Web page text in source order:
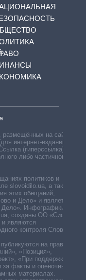
на сайте,
интернет-изданий —
(гиперссылка)
либо частичного
политиков и
slovoidilo.ua, а также
этих обещаний,
и Дело» и является
Инфографики,
созданы ОО «Система
и являются
контроля Слово и
на правах
«Позиция»,
«При поддержке».
за факты и оценочные
материалах.